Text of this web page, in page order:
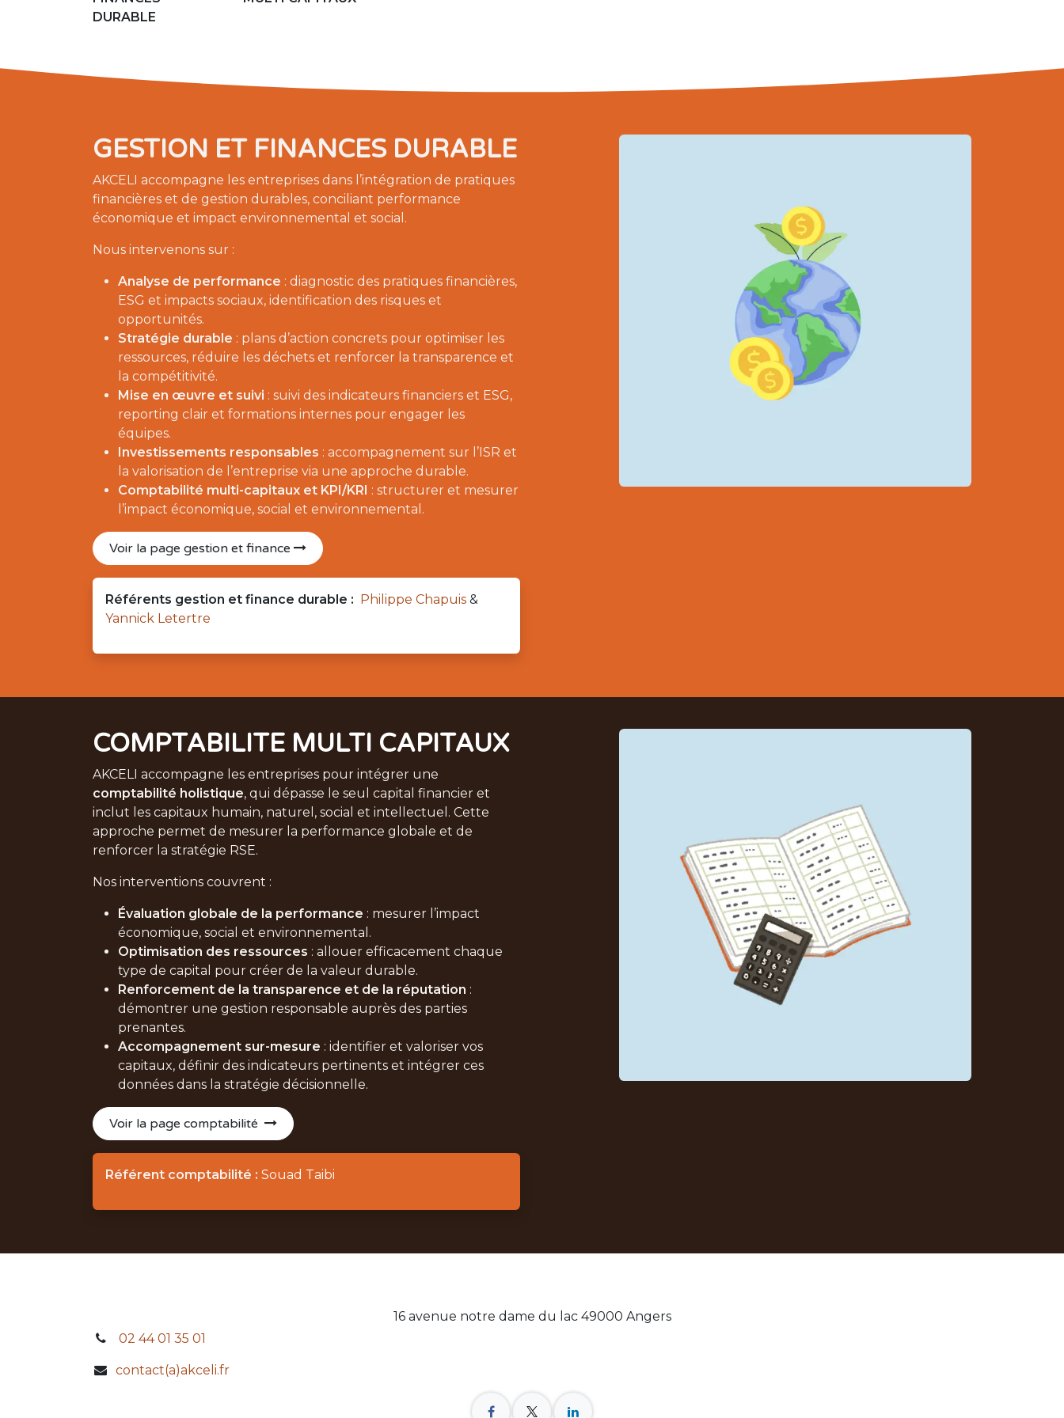
DURABLE
GESTION ET FINANCES DURABLE
AKCELI accompagne les entreprises dans l’intégration de pratiques
financières et de gestion durables, conciliant performance
économique et impact environnemental et social.
Nous intervenons sur :
Analyse de performance : diagnostic des pratiques financières,
ESG et impacts sociaux, identification des risques et
opportunités.
Stratégie durable : plans d’action concrets pour optimiser les
ressources, réduire les déchets et renforcer la transparence et
la compétitivité.
Mise en œuvre et suivi : suivi des indicateurs financiers et ESG,
reporting clair et formations internes pour engager les
équipes.
Investissements responsables : accompagnement sur l’ISR et
la valorisation de l’entreprise via une approche durable.
Comptabilité multi-capitaux et KPI/KRI : structurer et mesurer
l’impact économique, social et environnemental.
Voir la page gestion et finance
Référents gestion et finance durable : Philippe Chapuis &
Yannick Letertre
COMPTABILITE MULTI CAPITAUX
AKCELI accompagne les entreprises pour intégrer une
comptabilité holistique, qui dépasse le seul capital financier et
inclut les capitaux humain, naturel, social et intellectuel. Cette
approche permet de mesurer la performance globale et de
renforcer la stratégie RSE.
Nos interventions couvrent :
Évaluation globale de la performance : mesurer l’impact
économique, social et environnemental.
Optimisation des ressources : allouer efficacement chaque
type de capital pour créer de la valeur durable.
Renforcement de la transparence et de la réputation :
démontrer une gestion responsable auprès des parties
prenantes.
Accompagnement sur-mesure : identifier et valoriser vos
capitaux, définir des indicateurs pertinents et intégrer ces
données dans la stratégie décisionnelle.
Voir la page comptabilité
Référent comptabilité : Souad Taibi
16 avenue notre dame du lac 49000 Angers
02 44 01 35 01
contact(a)akceli.fr